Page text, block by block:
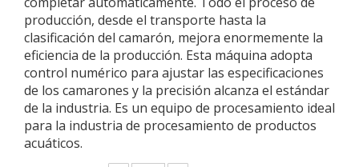
producción, desde el transporte hasta la
clasificación del camarón, mejora enormemente la
eficiencia de la producción. Esta máquina adopta
control numérico para ajustar las especificaciones
de los camarones y la precisión alcanza el estándar
de la industria. Es un equipo de procesamiento ideal
para la industria de procesamiento de productos
acuáticos.